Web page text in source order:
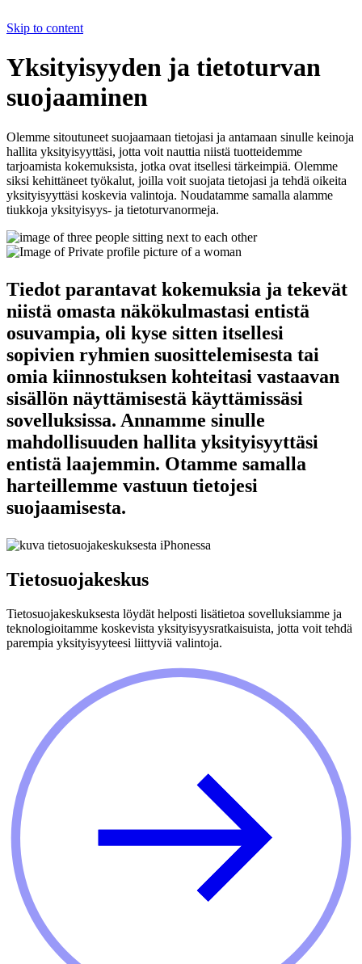
Skip to content
Yksityisyyden ja tietoturvan
suojaaminen
Olemme sitoutuneet suojaamaan tietojasi ja antamaan sinulle keinoja
hallita yksityisyyttäsi, jotta voit nauttia niistä tuotteidemme
tarjoamista kokemuksista, jotka ovat itsellesi tärkeimpiä. Olemme
siksi kehittäneet työkalut, joilla voit suojata tietojasi ja tehdä oikeita
yksityisyyttäsi koskevia valintoja. Noudatamme samalla alamme
tiukkoja yksityisyys- ja tietoturvanormeja.
Tiedot parantavat kokemuksia ja tekevät
niistä omasta näkökulmastasi entistä
osuvampia, oli kyse sitten itsellesi
sopivien ryhmien suosittelemisesta tai
omia kiinnostuksen kohteitasi vastaavan
sisällön näyttämisestä käyttämissäsi
sovelluksissa. Annamme sinulle
mahdollisuuden hallita yksityisyyttäsi
entistä laajemmin. Otamme samalla
harteillemme vastuun tietojesi
suojaamisesta.
Tietosuojakeskus
Tietosuojakeskuksesta löydät helposti lisätietoa sovelluksiamme ja
teknologioitamme koskevista yksityisyysratkaisuista, jotta voit tehdä
parempia yksityisyyteesi liittyviä valintoja.